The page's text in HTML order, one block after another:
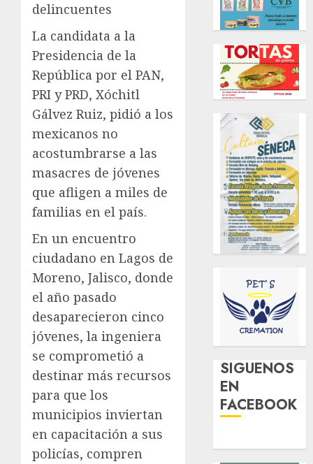
delincuentes
La candidata a la
Presidencia de la
República por el PAN,
PRI y PRD, Xóchitl
Gálvez Ruiz, pidió a los
mexicanos no
acostumbrarse a las
masacres de jóvenes
que afligen a miles de
familias en el país.
En un encuentro
ciudadano en Lagos de
Moreno, Jalisco, donde
el año pasado
desaparecieron cinco
jóvenes, la ingeniera
se comprometió a
destinar más recursos
para que los
municipios inviertan
en capacitación a sus
policías, compren
SIGUENOS
EN
FACEBOOK